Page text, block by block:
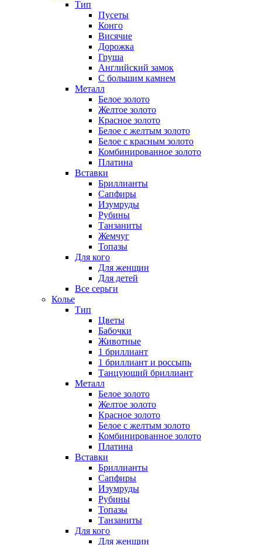
Тип
Пусеты
Конго
Висячие
Дорожка
Груша
Английский замок
С большим камнем
Металл
Белое золото
Желтое золото
Красное золото
Белое с желтым золото
Белое с красным золото
Комбинированное золото
Платина
Вставки
Бриллианты
Сапфиры
Изумруды
Рубины
Танзаниты
Жемчуг
Топазы
Для кого
Для женщин
Для детей
Все серьги
Колье
Тип
Цветы
Бабочки
Животные
1 бриллиант
1 бриллиант и россыпь
Танцующий бриллиант
Металл
Белое золото
Желтое золото
Красное золото
Белое с желтым золото
Комбинированное золото
Платина
Вставки
Бриллианты
Сапфиры
Изумруды
Рубины
Топазы
Танзаниты
Для кого
Для женщин